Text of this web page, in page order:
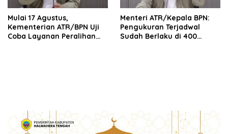
Mulai 17 Agustus,
Kementerian ATR/BPN Uji
Coba Layanan Peralihan
Menteri ATR/Kepala BPN:
Pengukuran Terjadwal
Sudah Berlaku di 400